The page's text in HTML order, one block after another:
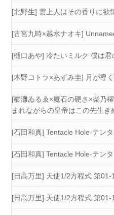
[北野生] 雲上人はその香りに欲
[古宮九時×越水ナオキ]
[樋口あや] 冷たいミルク 僕は
[木野コトラ×あずみ圭] 月が導
[櫛灘ゐるゑ×魔石の硬さ×柴乃
まれながらの皇帝はこの先生
[石田和真] Tentacle Hole-テン
[石田和真] Tentacle Hole-テン
[日高万里] 天使1/2方程式 第01-
[日高万里] 天使1/2方程式 第01-